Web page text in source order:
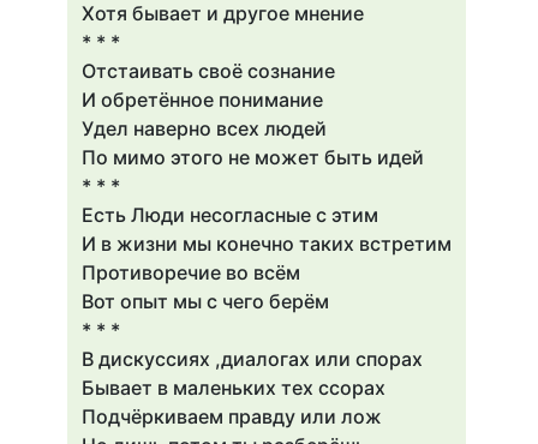
Хотя бывает и другое мнение
* * *
Отстаивать своё сознание
И обретённое понимание
Удел наверно всех людей
По мимо этого не может быть идей
* * *
Есть Люди несогласные с этим
И в жизни мы конечно таких встретим
Противоречие во всём
Вот опыт мы с чего берём
* * *
В дискуссиях ,диалогах или спорах
Бывает в маленьких тех ссорах
Подчёркиваем правду или лож